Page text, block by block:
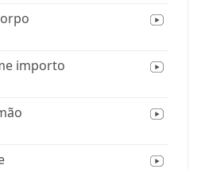
importo